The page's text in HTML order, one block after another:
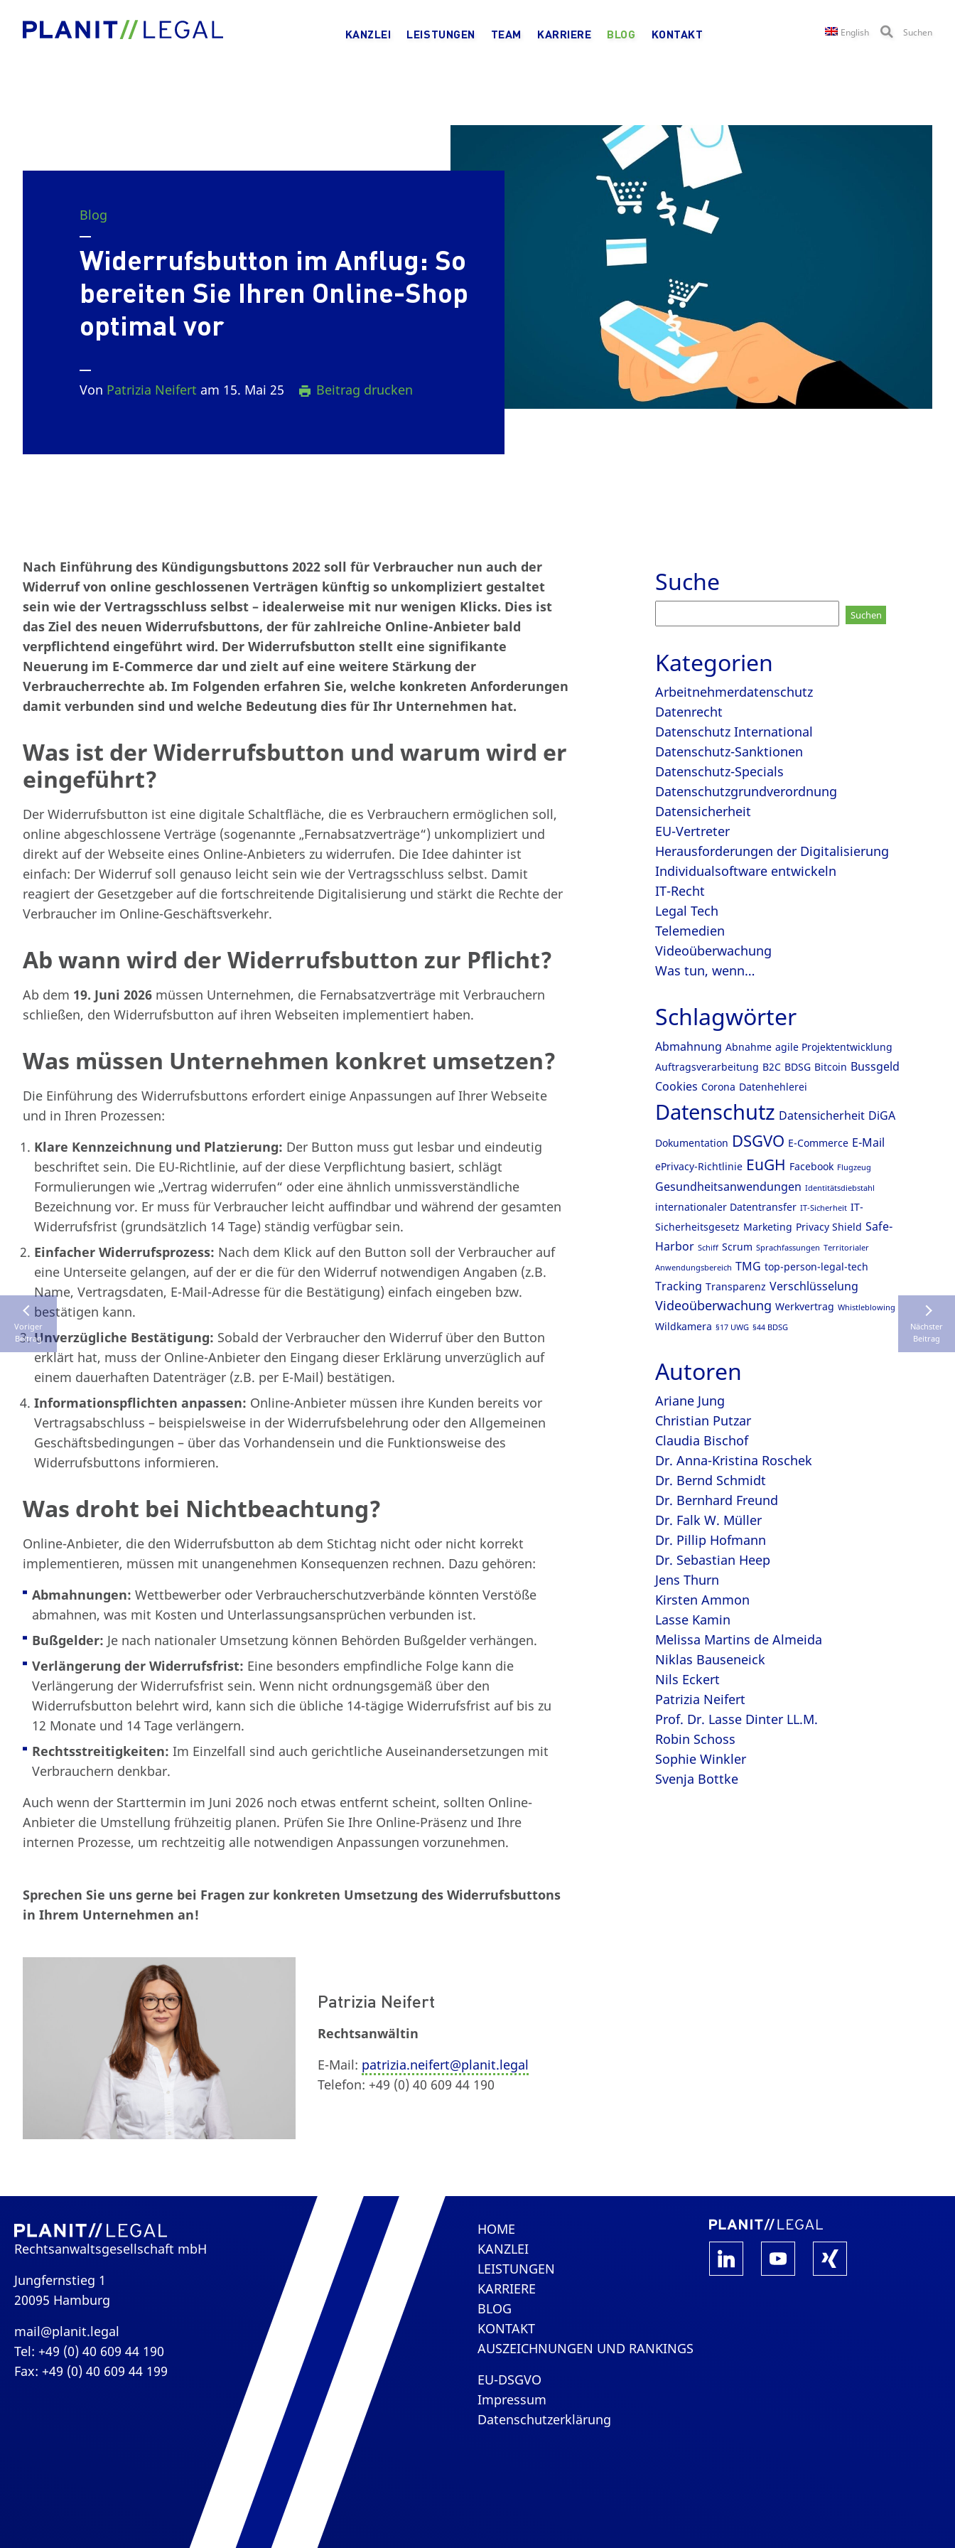
KANZLEI LEISTUNGEN TEAM KARRIERE BLOG KONTAKT English Suchen
Blog
Widerrufsbutton im Anflug: So
bereiten Sie Ihren Online-Shop
optimal vor
Von Patrizia Neifert am 15. Mai 25 Beitrag drucken
Nach Einführung des Kündigungsbuttons 2022 soll für Verbraucher nun auch der
Widerruf von online geschlossenen Verträgen künftig so unkompliziert gestaltet
sein wie der Vertragsschluss selbst – idealerweise mit nur wenigen Klicks. Dies ist
das Ziel des neuen Widerrufsbuttons, der für zahlreiche Online-Anbieter bald
verpflichtend eingeführt wird. Der Widerrufsbutton stellt eine signifikante
Neuerung im E-Commerce dar und zielt auf eine weitere Stärkung der
Verbraucherrechte ab. Im Folgenden erfahren Sie, welche konkreten Anforderungen
damit verbunden sind und welche Bedeutung dies für Ihr Unternehmen hat.
Was ist der Widerrufsbutton und warum wird er
eingeführt?
Der Widerrufsbutton ist eine digitale Schaltfläche, die es Verbrauchern ermöglichen soll,
online abgeschlossene Verträge (sogenannte „Fernabsatzverträge“) unkompliziert und
direkt auf der Webseite eines Online-Anbieters zu widerrufen. Die Idee dahinter ist
einfach: Der Widerruf soll genauso leicht sein wie der Vertragsschluss selbst. Damit
reagiert der Gesetzgeber auf die fortschreitende Digitalisierung und stärkt die Rechte der
Verbraucher im Online-Geschäftsverkehr.
Ab wann wird der Widerrufsbutton zur Pflicht?
Ab dem 19. Juni 2026 müssen Unternehmen, die Fernabsatzverträge mit Verbrauchern
schließen, den Widerrufsbutton auf ihren Webseiten implementiert haben.
Was müssen Unternehmen konkret umsetzen?
Die Einführung des Widerrufsbuttons erfordert einige Anpassungen auf Ihrer Webseite
und in Ihren Prozessen:
Klare Kennzeichnung und Platzierung: Der Button muss gut lesbar und eindeutig
beschriftet sein. Die EU-Richtlinie, auf der diese Verpflichtung basiert, schlägt
Formulierungen wie „Vertrag widerrufen“ oder eine ähnlich unmissverständliche
Bezeichnung vor. Er muss für Verbraucher leicht auffindbar und während der gesamten
Widerrufsfrist (grundsätzlich 14 Tage) ständig verfügbar sein.
Einfacher Widerrufsprozess: Nach dem Klick auf den Button soll der Verbraucher auf
eine Unterseite gelangen, auf der er die für den Widerruf notwendigen Angaben (z.B.
Name, Vertragsdaten, E-Mail-Adresse für die Bestätigung) einfach eingeben bzw.
bestätigen kann.
Unverzügliche Bestätigung: Sobald der Verbraucher den Widerruf über den Button
erklärt hat, muss der Online-Anbieter den Eingang dieser Erklärung unverzüglich auf
einem dauerhaften Datenträger (z.B. per E-Mail) bestätigen.
Informationspflichten anpassen: Online-Anbieter müssen ihre Kunden bereits vor
Vertragsabschluss – beispielsweise in der Widerrufsbelehrung oder den Allgemeinen
Geschäftsbedingungen – über das Vorhandensein und die Funktionsweise des
Widerrufsbuttons informieren.
Was droht bei Nichtbeachtung?
Online-Anbieter, die den Widerrufsbutton ab dem Stichtag nicht oder nicht korrekt
implementieren, müssen mit unangenehmen Konsequenzen rechnen. Dazu gehören:
Abmahnungen: Wettbewerber oder Verbraucherschutzverbände könnten Verstöße
abmahnen, was mit Kosten und Unterlassungsansprüchen verbunden ist.
Bußgelder: Je nach nationaler Umsetzung können Behörden Bußgelder verhängen.
Verlängerung der Widerrufsfrist: Eine besonders empfindliche Folge kann die
Verlängerung der Widerrufsfrist sein. Wenn nicht ordnungsgemäß über den
Widerrufsbutton belehrt wird, kann sich die übliche 14-tägige Widerrufsfrist auf bis zu
12 Monate und 14 Tage verlängern.
Rechtsstreitigkeiten: Im Einzelfall sind auch gerichtliche Auseinandersetzungen mit
Verbrauchern denkbar.
Auch wenn der Starttermin im Juni 2026 noch etwas entfernt scheint, sollten Online-
Anbieter die Umstellung frühzeitig planen. Prüfen Sie Ihre Online-Präsenz und Ihre
internen Prozesse, um rechtzeitig alle notwendigen Anpassungen vorzunehmen.
Sprechen Sie uns gerne bei Fragen zur konkreten Umsetzung des Widerrufsbuttons
in Ihrem Unternehmen an!
Patrizia Neifert
Rechtsanwältin
E-Mail: patrizia.neifert@planit.legal
Telefon: +49 (0) 40 609 44 190
Voriger
Beitrag
Nächster
Beitrag
Suche
nach:
Kategorien
Arbeitnehmerdatenschutz
Datenrecht
Datenschutz International
Datenschutz-Sanktionen
Datenschutz-Specials
Datenschutzgrundverordnung
Datensicherheit
EU-Vertreter
Herausforderungen der Digitalisierung
Individualsoftware entwickeln
IT-Recht
Legal Tech
Telemedien
Videoüberwachung
Was tun, wenn…
Schlagwörter
Abmahnung Abnahme agile Projektentwicklung
Auftragsverarbeitung B2C BDSG Bitcoin Bussgeld
Cookies Corona Datenhehlerei
Datenschutz Datensicherheit DiGA
Dokumentation DSGVO E-Commerce E-Mail
ePrivacy-Richtlinie EuGH Facebook Flugzeug
Gesundheitsanwendungen Identitätsdiebstahl
internationaler Datentransfer IT-Sicherheit IT-
Sicherheitsgesetz Marketing Privacy Shield Safe-
Harbor Schiff Scrum Sprachfassungen Territorialer
Anwendungsbereich TMG top-person-legal-tech
Tracking Transparenz Verschlüsselung
Videoüberwachung Werkvertrag Whistleblowing
Wildkamera §17 UWG §44 BDSG
Autoren
Ariane Jung
Christian Putzar
Claudia Bischof
Dr. Anna-Kristina Roschek
Dr. Bernd Schmidt
Dr. Bernhard Freund
Dr. Falk W. Müller
Dr. Pillip Hofmann
Dr. Sebastian Heep
Jens Thurn
Kirsten Ammon
Lasse Kamin
Melissa Martins de Almeida
Niklas Bauseneick
Nils Eckert
Patrizia Neifert
Prof. Dr. Lasse Dinter LL.M.
Robin Schoss
Sophie Winkler
Svenja Bottke
Rechtsanwaltsgesellschaft mbH
Jungfernstieg 1
20095 Hamburg
mail@planit.legal
Tel: +49 (0) 40 609 44 190
Fax: +49 (0) 40 609 44 199
HOME
KANZLEI
LEISTUNGEN
KARRIERE
BLOG
KONTAKT
AUSZEICHNUNGEN UND RANKINGS
EU-DSGVO
Impressum
Datenschutzerklärung